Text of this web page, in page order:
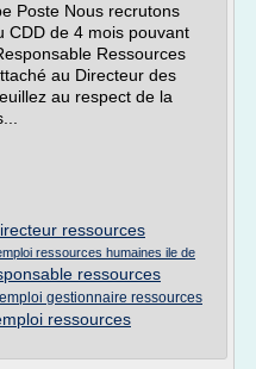
Poste Nous recrutons
CDD de 4 mois pouvant
Ressources
au Directeur des
au respect de la
ressources
ressources humaines ile de
ressources
gestionnaire ressources
ressources